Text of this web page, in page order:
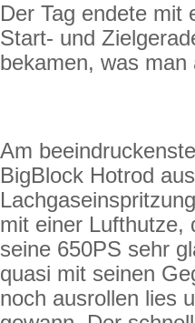
Der Tag endete mit
Start- und
bekamen, was
Am
BigBlock Hotrod
mit einer Lufthutze,
seine 650PS sehr
quasi mit seinen
noch ausrollen lies